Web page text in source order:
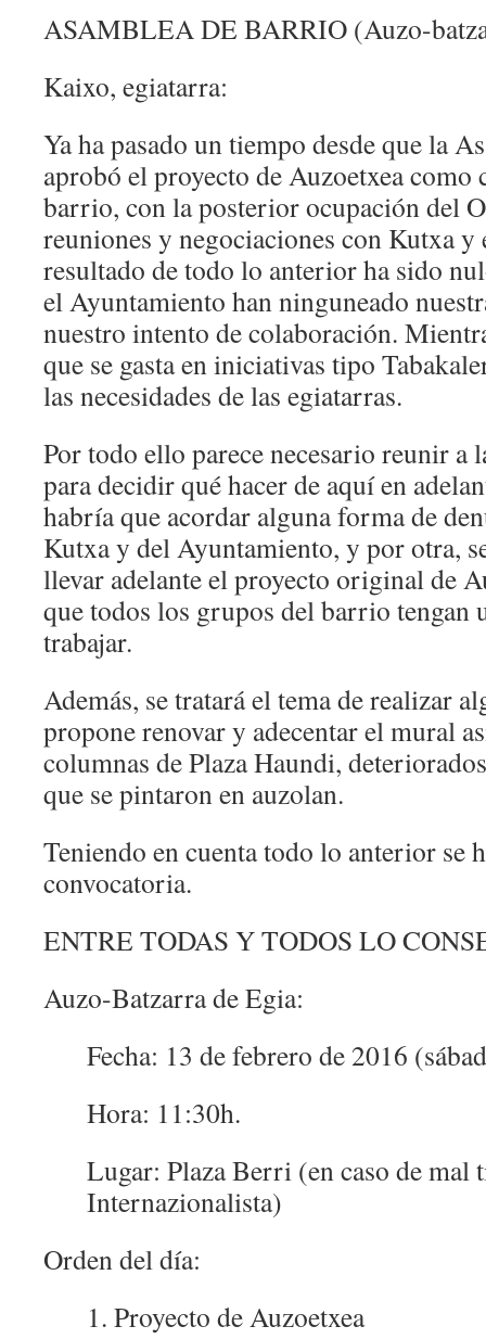
ASAMBLEA DE BARRIO (Auzo-
Kaixo, egiatarra:
Ya ha pasado un tiempo desde que la
aprobó el proyecto de Auzoetxea
barrio, con la posterior ocupación del
reuniones y negociaciones con Kutxa
resultado de todo lo anterior ha sido
el Ayuntamiento han ninguneado
nuestro intento de colaboración.
que se gasta en iniciativas tipo
las necesidades de las egiatarras.
Por todo ello parece necesario reunir a
para decidir qué hacer de aquí en
habría que acordar alguna forma de
Kutxa y del Ayuntamiento, y por otra,
llevar adelante el proyecto original de
que todos los grupos del barrio tengan
trabajar.
Además, se tratará el tema de realizar
propone renovar y adecentar el mural
columnas de Plaza Haundi,
que se pintaron en auzolan.
Teniendo en cuenta todo lo anterior se
convocatoria.
ENTRE TODAS Y TODOS LO
Auzo-Batzarra de Egia:
Fecha: 13 de febrero de 2016
Hora: 11:30h.
Lugar: Plaza Berri (en caso de mal
Internazionalista)
Orden del día:
1. Proyecto de Auzoetxea